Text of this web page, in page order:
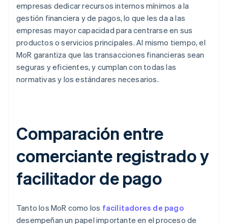
empresas dedicar recursos internos mínimos a la
gestión financiera y de pagos, lo que les da a las
empresas mayor capacidad para centrarse en sus
productos o servicios principales. Al mismo tiempo, el
MoR garantiza que las transacciones financieras sean
seguras y eficientes, y cumplan con todas las
normativas y los estándares necesarios.
Comparación entre
comerciante registrado y
facilitador de pago
Tanto los MoR como los facilitadores de pago
desempeñan un papel importante en el proceso de